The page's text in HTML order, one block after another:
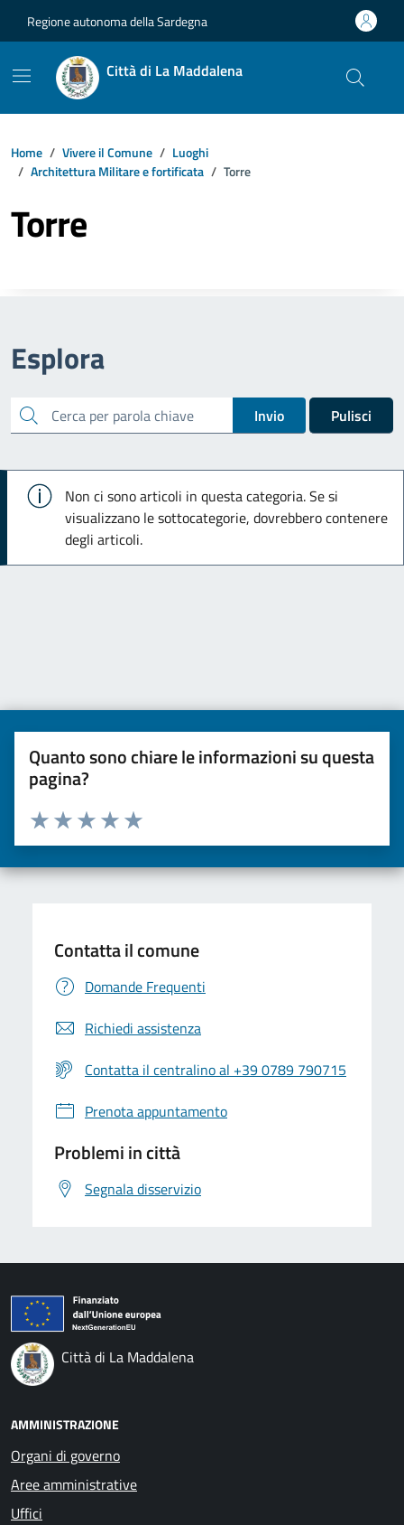
Regione autonoma della Sardegna
Città di La Maddalena
Home Vivere il Comune
Luoghi
Architettura Militare e fortificata
Torre
Torre
Esplora
cerca Invio Pulisci
Info
Non ci sono articoli in questa categoria. Se si
visualizzano le sottocategorie, dovrebbero contenere
degli articoli.
Quanto sono chiare le informazioni su questa
pagina?
Valuta da 1 a 5 stelle la pagina
Valuta 5 stelle su 5
Valuta 4 stelle su 5
Valuta 3 stelle su 5
Valuta 2 stelle su 5
Valuta una stella su 5
Contatta il comune
Domande Frequenti
Richiedi assistenza
Contatta il centralino al +39 0789 790715
Prenota appuntamento
Problemi in città
Segnala disservizio
Città di La Maddalena
AMMINISTRAZIONE
Organi di governo
Aree amministrative
Uffici